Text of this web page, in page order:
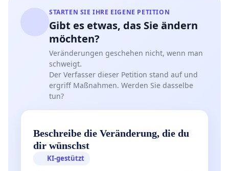
STARTEN SIE IHRE EIGENE PETITION
Gibt es etwas, das Sie ändern
möchten?
Veränderungen geschehen nicht, wenn man
schweigt.
Der Verfasser dieser Petition stand auf und
ergriff Maßnahmen. Werden Sie dasselbe
tun?
Beschreibe die Veränderung, die du
dir wünschst
KI-gestützt